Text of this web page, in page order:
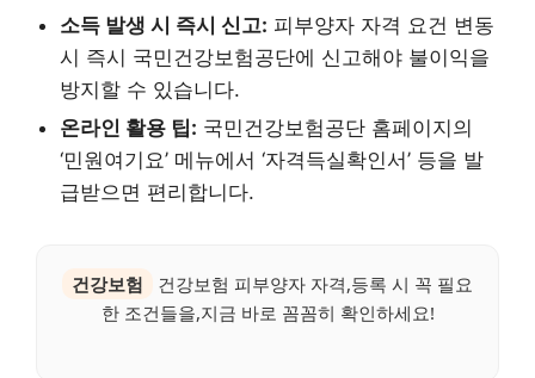
소득 발생 시 즉시 신고: 피부양자 자격 요건 변동
시 즉시 국민건강보험공단에 신고해야 불이익을
방지할 수 있습니다.
온라인 활용 팁: 국민건강보험공단 홈페이지의
‘민원여기요’ 메뉴에서 ‘자격득실확인서’ 등을 발
급받으면 편리합니다.
건강보험
건강보험 피부양자 자격,등록 시 꼭 필요
한 조건들을,지금 바로 꼼꼼히 확인하세요!